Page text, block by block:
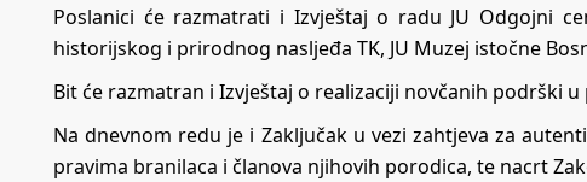
Poslanici će razmatrati i Izvještaj o radu JU Odgojni
historijskog i prirodnog nasljeđa TK, JU Muzej istočne
Bit će razmatran i Izvještaj o realizaciji novčanih podrški
Na dnevnom redu je i Zaključak u vezi zahtjeva za
pravima branilaca i članova njihovih porodica, te nacrt